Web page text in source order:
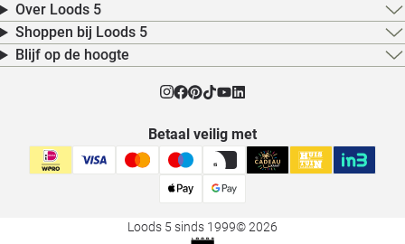
Over Loods 5
Shoppen bij Loods 5
Blijf op de hoogte
Betaal veilig met
Loods 5 sinds 1999© 2026